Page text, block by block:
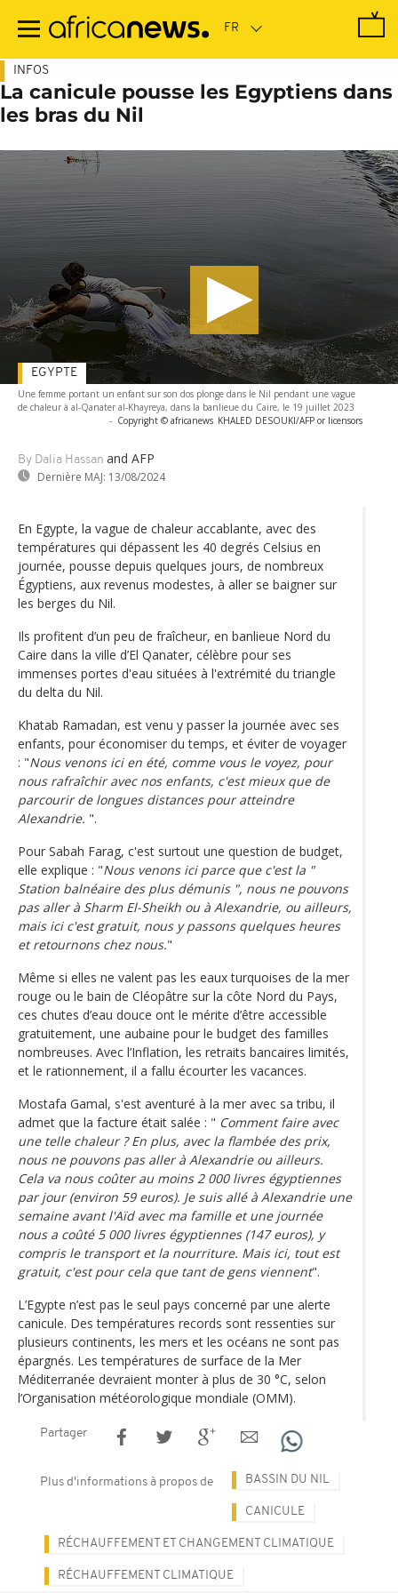
contenu
INFOS
La canicule pousse les Egyptiens dans
les bras du Nil
Une femme portant un enfant sur son dos plonge dans le Nil pendant une vague
de chaleur à al-Qanater al-Khayreya, dans la banlieue du Caire, le 19 juillet 2023
- Copyright © africanews KHALED DESOUKI/AFP or licensors
By Dalia Hassan and AFP
Dernière MAJ: 13/08/2024
EGYPTE
En Egypte, la vague de chaleur accablante, avec des
températures qui dépassent les 40 degrés Celsius en
journée, pousse depuis quelques jours, de nombreux
Égyptiens, aux revenus modestes, à aller se baigner sur
les berges du Nil.
Ils profitent d’un peu de fraîcheur, en banlieue Nord du
Caire dans la ville d’El Qanater, célèbre pour ses
immenses portes d'eau situées à l'extrémité du triangle
du delta du Nil.
Khatab Ramadan, est venu y passer la journée avec ses
enfants, pour économiser du temps, et éviter de voyager
: "Nous venons ici en été, comme vous le voyez, pour
nous rafraîchir avec nos enfants, c'est mieux que de
parcourir de longues distances pour atteindre
Alexandrie. ".
Pour Sabah Farag, c'est surtout une question de budget,
elle explique : "Nous venons ici parce que c'est la "
Station balnéaire des plus démunis ", nous ne pouvons
pas aller à Sharm El-Sheikh ou à Alexandrie, ou ailleurs,
mais ici c'est gratuit, nous y passons quelques heures
et retournons chez nous."
Même si elles ne valent pas les eaux turquoises de la mer
rouge ou le bain de Cléopâtre sur la côte Nord du Pays,
ces chutes d’eau douce ont le mérite d’être accessible
gratuitement, une aubaine pour le budget des familles
nombreuses. Avec l’Inflation, les retraits bancaires limités,
et le rationnement, il a fallu écourter les vacances.
Mostafa Gamal, s'est aventuré à la mer avec sa tribu, il
admet que la facture était salée : " Comment faire avec
une telle chaleur ? En plus, avec la flambée des prix,
nous ne pouvons pas aller à Alexandrie ou ailleurs.
Cela va nous coûter au moins 2 000 livres égyptiennes
par jour (environ 59 euros). Je suis allé à Alexandrie une
semaine avant l'Aïd avec ma famille et une journée
nous a coûté 5 000 livres égyptiennes (147 euros), y
compris le transport et la nourriture. Mais ici, tout est
gratuit, c'est pour cela que tant de gens viennent".
L’Egypte n’est pas le seul pays concerné par une alerte
canicule. Des températures records sont ressenties sur
plusieurs continents, les mers et les océans ne sont pas
épargnés. Les températures de surface de la Mer
Méditerranée devraient monter à plus de 30 °C, selon
l’Organisation météorologique mondiale (OMM).
Partager
Plus d'informations à propos de BASSIN DU NIL
CANICULE
RÉCHAUFFEMENT ET CHANGEMENT CLIMATIQUE
RÉCHAUFFEMENT CLIMATIQUE